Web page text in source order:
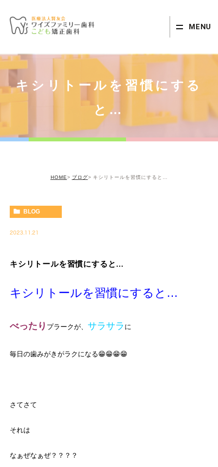
MENU
キシリトールを習慣にする
と…
HOME ブログ キシリトールを習慣にすると…
BLOG
2023.11.21
キシリトールを習慣にすると…
キシリトールを習慣にすると…
べったり プラークが、 サラサラ に
毎日の歯みがきがラクになる😁😁😁😁
さてさて
それは
なぁぜなぁぜ？？？？